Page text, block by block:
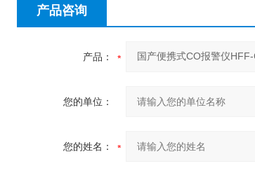
产品咨询
产品：
您的单位：
您的姓名：